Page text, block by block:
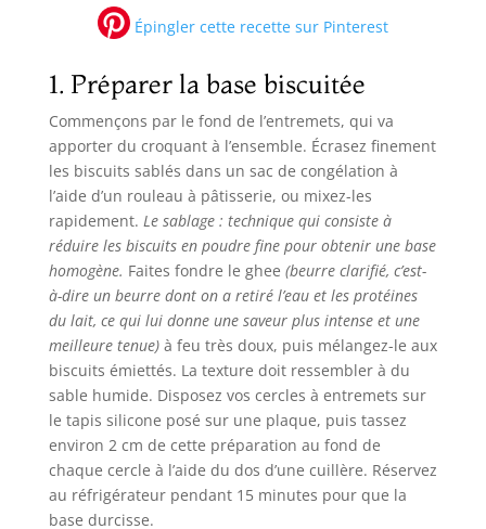
Épingler cette recette sur Pinterest
1. Préparer la base biscuitée
Commençons par le fond de l’entremets, qui va
apporter du croquant à l’ensemble. Écrasez finement
les biscuits sablés dans un sac de congélation à
l’aide d’un rouleau à pâtisserie, ou mixez-les
rapidement. Le sablage : technique qui consiste à
réduire les biscuits en poudre fine pour obtenir une base
homogène. Faites fondre le ghee (beurre clarifié, c’est-
à-dire un beurre dont on a retiré l’eau et les protéines
du lait, ce qui lui donne une saveur plus intense et une
meilleure tenue)à feu très doux, puis mélangez-le aux
biscuits émiettés. La texture doit ressembler à du
sable humide. Disposez vos cercles à entremets sur
le tapis silicone posé sur une plaque, puis tassez
environ 2 cm de cette préparation au fond de
chaque cercle à l’aide du dos d’une cuillère. Réservez
au réfrigérateur pendant 15 minutes pour que la
base durcisse.